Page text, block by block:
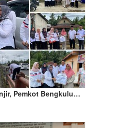
Pemkot Bengkulu…